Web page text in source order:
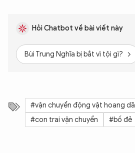
Hỏi Chatbot về bài viết này
Bùi Trung Nghĩa bị bắt vì tội gì?
#vận chuyển động vật hoang dã
#con trai vận chuyển
#bố đẻ